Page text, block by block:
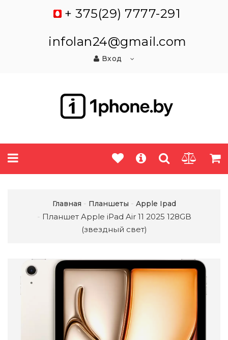
+ 375(29) 7777-291
infolan24@gmail.com
Вход
Главная Планшеты Apple Ipad
Планшет Apple iPad Air 11 2025 128GB
(звездный свет)